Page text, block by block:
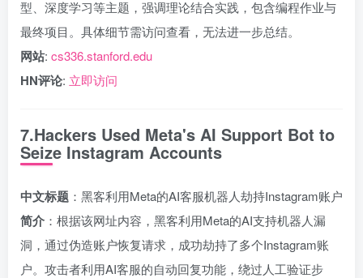
型、深度学习等主题，强调理论结合实践，包含编程作业与
最终项目。具体细节需访问查看，无法进一步总结。
网站: cs336.stanford.edu
HN评论: 立即访问
7.Hackers Used Meta's AI Support Bot to
Seize Instagram Accounts
中文标题 ：黑客利用Meta的AI客服机器人劫持Instagram账户
简介 ：根据该网址内容，黑客利用Meta的AI支持机器人漏
洞，通过伪造账户恢复请求，成功劫持了多个Instagram账
户。攻击者利用AI客服的自动回复功能，绕过人工验证步